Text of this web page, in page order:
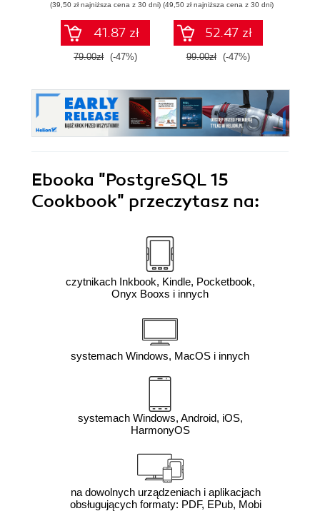
zaawansowany
SQL na potrzeby
praktycznych
zastosowań.
Wydanie IV
(39,50 zł najniższa cena z 30 dni)
41.87 zł
79.00zł (-47%)
(49,50 zł najniższa cena z 30 dni)
52.47 zł
99.00zł (-47%)
Ebooka "PostgreSQL 15
Cookbook" przeczytasz na:
czytnikach Inkbook, Kindle, Pocketbook,
Onyx Booxs i innych
systemach Windows, MacOS i innych
systemach Windows, Android, iOS,
HarmonyOS
na dowolnych urządzeniach i aplikacjach
obsługujących formaty: PDF, EPub, Mobi